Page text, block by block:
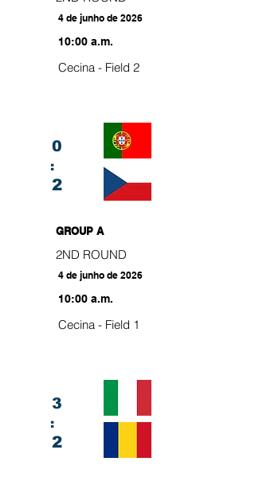
4 de junho de 2026
10:00 a.m.
Cecina - Field 2
0
:
2
GROUP A
4 de junho de 2026
10:00 a.m.
Cecina - Field 1
2ND ROUND
3
:
2